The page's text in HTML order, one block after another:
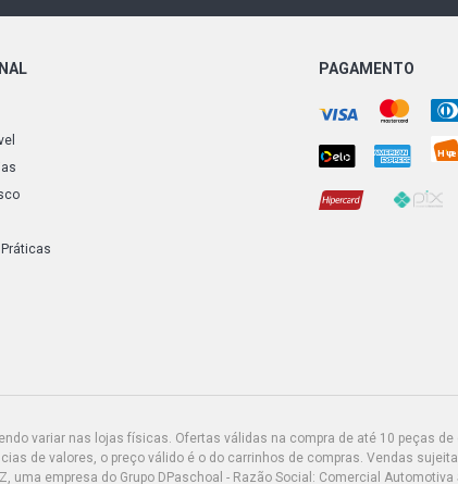
GOL G2
GOL G3
GOL G3
PAGAMENTO
variar nas lojas físicas. Ofertas válidas na compra de até 10 peças
de valores, o preço válido é o do carrinhos de compras. Vendas
uma empresa do Grupo DPaschoal - Razão Social: Comercial Automotiva